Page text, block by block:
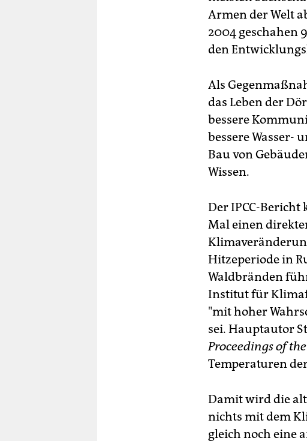
Armen der Welt
2004 geschahen
den
Als
das Leben der
bessere
bessere Wasser-
Bau von
Wissen.
Der IPCC-
Mal einen
Hitzeperiode in
Waldbränden
Institut für
"mit hoher
sei. Hauptautor
Proceedings of
Temperaturen
Damit wird die
nichts mit dem
gleich noch eine